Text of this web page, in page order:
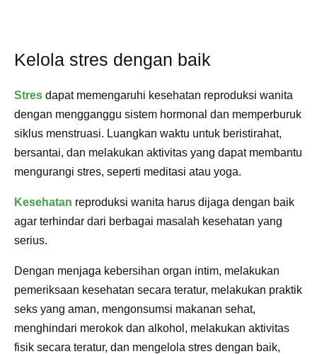
Kelola stres dengan baik
Stres dapat memengaruhi kesehatan reproduksi wanita
dengan mengganggu sistem hormonal dan memperburuk
siklus menstruasi. Luangkan waktu untuk beristirahat,
bersantai, dan melakukan aktivitas yang dapat membantu
mengurangi stres, seperti meditasi atau yoga.
Kesehatan reproduksi wanita harus dijaga dengan baik
agar terhindar dari berbagai masalah kesehatan yang
serius.
Dengan menjaga kebersihan organ intim, melakukan
pemeriksaan kesehatan secara teratur, melakukan praktik
seks yang aman, mengonsumsi makanan sehat,
menghindari merokok dan alkohol, melakukan aktivitas
fisik secara teratur, dan mengelola stres dengan baik,